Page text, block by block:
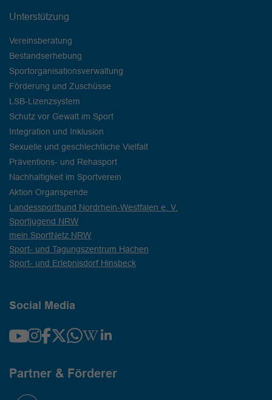
Unterstützung
Vereinsberatung
Bestandserhebung
Sportorganisationsverwaltung
Förderung und Zuschüsse
LSB-Lizenzsystem
Schutz vor Gewalt im Sport
Integration und Inklusion
Sexuelle und geschlechtliche Vielfalt
Präventions- und Rehasport
Nachhaltigkeit im Sportverein
Aktion Organspende
Landessportbund Nordrhein-Westfalen e. V.
Sportjugend NRW
mein SportNetz NRW
Sport- und Tagungszentrum Hachen
Sport- und Erlebnisdorf Hinsbeck
Social Media
Partner & Förderer